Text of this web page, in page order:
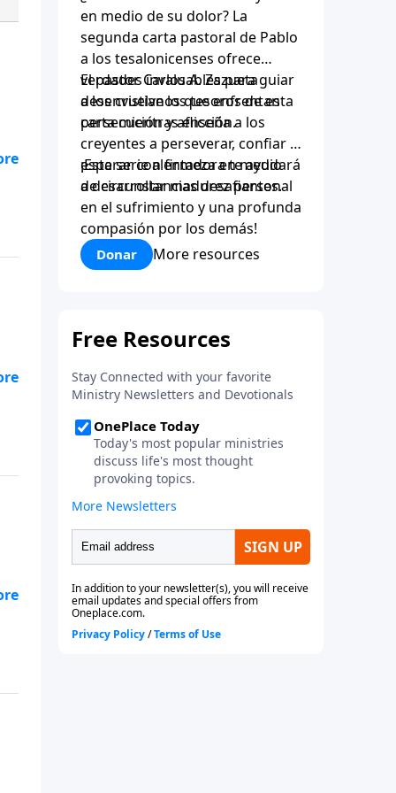
en medio de su dolor? La
segunda carta pastoral de Pablo
a los tesalonicenses ofrece
verdades invaluables para guiar
a los cristianos que enfrentan
persecución y aflicción.
El pastor Carlos A. Zazueta
desenvuelve los tesoros de esta
carta mientras enseña a los
creyentes a perseverar, confiar y
esperar con firmeza en medio
de circunstancias desafiantes.
¡Esta serie alentadora te ayudará
a desarrollar madurez personal
en el sufrimiento y una profunda
compasión por los demás!
Donar More resources